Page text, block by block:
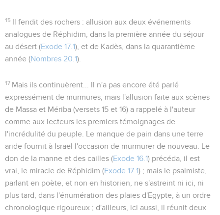
15 Il fendit des rochers : allusion aux deux événements
analogues de Réphidim, dans la première année du séjour
au désert (Exode 17.1), et de Kadès, dans la quarantième
année (Nombres 20.1).
17 Mais ils continuèrent...
Il n'a pas encore été parlé
expressément de murmures, mais l'allusion faite aux scènes
de Massa et Mériba (versets 15 et 16) a rappelé à l'auteur
comme aux lecteurs les premiers témoignages de
l'incrédulité du peuple. Le manque de pain dans une terre
aride fournit à Israël l'occasion de murmurer de nouveau. Le
don de la manne et des cailles (Exode 16.1) précéda, il est
vrai, le miracle de Réphidim (Exode 17.1) ; mais le psalmiste,
parlant en poète, et non en historien, ne s'astreint ni ici, ni
plus tard, dans l'énumération des plaies d'Egypte, à un ordre
chronologique rigoureux ; d'ailleurs, ici aussi, il réunit deux